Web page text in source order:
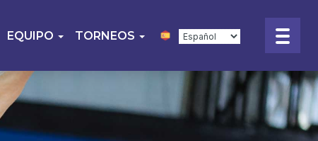
EQUIPO TORNEOS